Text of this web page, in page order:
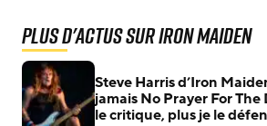
Plus d'actus sur Iron Maiden
Steve Harris d’Iron
jamais No Prayer For The
le critique, plus je le